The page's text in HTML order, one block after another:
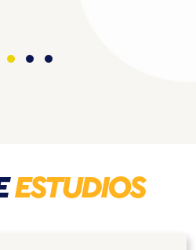
ESTUDIOS